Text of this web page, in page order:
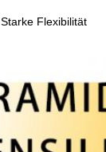
Starke Flexibilität